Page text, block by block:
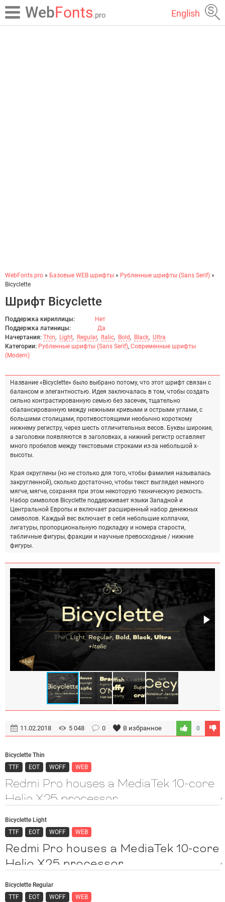
WebFonts.pro English
WebFonts.pro » Базовые WEB шрифты » Рубленные шрифты (Sans Serif) »
Bicyclette
Шрифт Bicyclette
Поддержка кириллицы:
Нет
Поддержка латиницы:
Да
Начертания: Thin, Light, Regular, Italic, Bold, Black, Ultra
Категории: Рубленные шрифты (Sans Serif), Современные шрифты
(Modern)
Название «Bicyclette» было выбрано потому, что этот шрифт связан с
балансом и элегантностью. Идея заключалась в том, чтобы создать
сильно контрастированную семью без засечек, тщательно
сбалансированную между нежными кривыми и острыми углами, с
большими столицами, противостоящими необычно короткому
нижнему регистру, через шесть отличительных весов. Буквы широкие,
а заголовки появляются в заголовках, а нижний регистр оставляет
много пробелов между текстовыми строками из-за небольшой x-
высоты.
Края округлены (но не столько для того, чтобы фамилия называлась
закругленной), сколько достаточно, чтобы текст выглядел немного
мягче, мягче, сохраняя при этом некоторую техническую резкость.
Набор символов Bicyclette поддерживает языки Западной и
Центральной Европы и включает расширенный набор денежных
символов. Каждый вес включает в себя небольшие колпачки,
лигатуры, пропорциональную подкладку и номера старости,
табличные фигуры, фракции и научные превосходные / нижние
фигуры.
11.02.2018 5 048 0 В избранное 0
Bicyclette Thin
TTF
EOT WOFF WEB
Bicyclette Light
TTF
EOT WOFF WEB
Bicyclette Regular
TTF
EOT WOFF WEB